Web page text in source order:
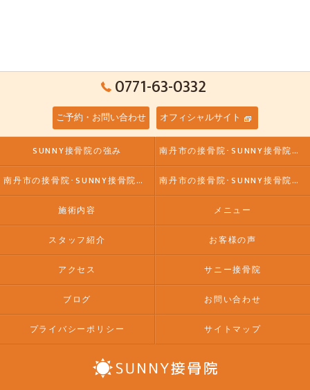
0771-63-0332
ご予約・お問い合わせ オフィシャルサイト
SUNNY接骨院の強み 南丹市の接骨院･SUNNY接骨院の口コミ情報
南丹市の接骨院･SUNNY接骨院の評判 南丹市の接骨院･SUNNY接骨院のお客様の声
施術内容 メニュー
スタッフ紹介 お客様の声
アクセス サニー接骨院
ブログ お問い合わせ
プライバシーポリシー サイトマップ